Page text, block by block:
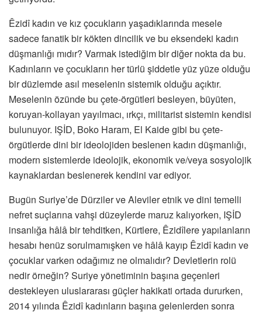
Êzidî kadın ve kız çocukların yaşadıklarında mesele
sadece fanatik bir kökten dincilik ve bu eksendeki kadın
düşmanlığı mıdır? Varmak istediğim bir diğer nokta da bu.
Kadınların ve çocukların her türlü şiddetle yüz yüze olduğu
bir düzlemde asıl meselenin sistemik olduğu açıktır.
Meselenin özünde bu çete-örgütleri besleyen, büyüten,
koruyan-kollayan yayılmacı, ırkçı, militarist sistemin kendisi
bulunuyor. IŞİD, Boko Haram, El Kaide gibi bu çete-
örgütlerde dini bir ideolojiden beslenen kadın düşmanlığı,
modern sistemlerde ideolojik, ekonomik ve/veya sosyolojik
kaynaklardan beslenerek kendini var ediyor.
Bugün Suriye’de Dürziler ve Aleviler etnik ve dini temelli
nefret suçlarına vahşi düzeylerde maruz kalıyorken, IŞİD
insanlığa hâlâ bir tehditken, Kürtlere, Êzidîlere yapılanların
hesabı henüz sorulmamışken ve hâlâ kayıp Êzidî kadın ve
çocuklar varken odağımız ne olmalıdır? Devletlerin rolü
nedir örneğin? Suriye yönetiminin başına geçenleri
destekleyen uluslararası güçler hakikati ortada dururken,
2014 yılında Êzidî kadınların başına gelenlerden sonra